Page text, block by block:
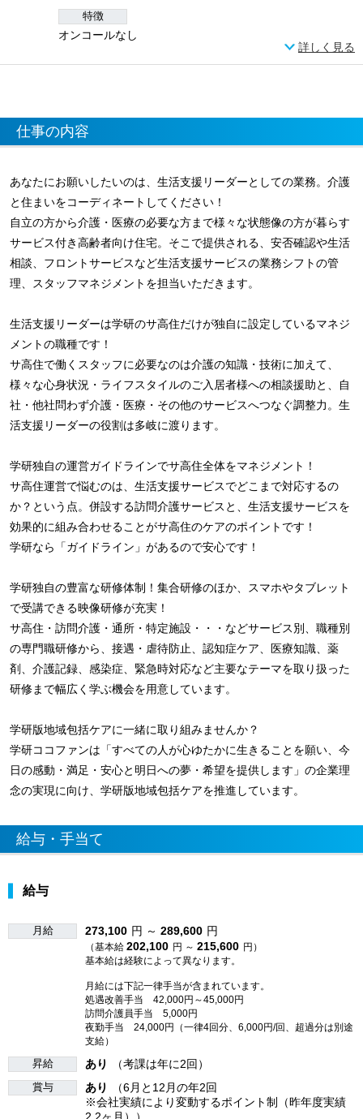
特徴
オンコールなし
詳しく見る
仕事の内容
あなたにお願いしたいのは、生活支援リーダーとしての業務。介護
と住まいをコーディネートしてください！
自立の方から介護・医療の必要な方まで様々な状態像の方が暮らす
サービス付き高齢者向け住宅。そこで提供される、安否確認や生活
相談、フロントサービスなど生活支援サービスの業務シフトの管
理、スタッフマネジメントを担当いただきます。
生活支援リーダーは学研のサ高住だけが独自に設定しているマネジ
メントの職種です！
サ高住で働くスタッフに必要なのは介護の知識・技術に加えて、
様々な心身状況・ライフスタイルのご入居者様への相談援助と、自
社・他社問わず介護・医療・その他のサービスへつなぐ調整力。生
活支援リーダーの役割は多岐に渡ります。
学研独自の運営ガイドラインでサ高住全体をマネジメント！
サ高住運営で悩むのは、生活支援サービスでどこまで対応するの
か？という点。併設する訪問介護サービスと、生活支援サービスを
効果的に組み合わせることがサ高住のケアのポイントです！
学研なら「ガイドライン」があるので安心です！
学研独自の豊富な研修体制！集合研修のほか、スマホやタブレット
で受講できる映像研修が充実！
サ高住・訪問介護・通所・特定施設・・・などサービス別、職種別
の専門職研修から、接遇・虐待防止、認知症ケア、医療知識、薬
剤、介護記録、感染症、緊急時対応など主要なテーマを取り扱った
研修まで幅広く学ぶ機会を用意しています。
学研版地域包括ケアに一緒に取り組みませんか？
学研ココファンは「すべての人が心ゆたかに生きることを願い、今
日の感動・満足・安心と明日への夢・希望を提供します」の企業理
念の実現に向け、学研版地域包括ケアを推進しています。
給与・手当て
給与
月給 273,100 円 ～ 289,600 円
（基本給 202,100 円 ～ 215,600 円）
基本給は経験によって異なります。
月給には下記一律手当が含まれています。
処遇改善手当 42,000円～45,000円
訪問介護員手当 5,000円
夜勤手当 24,000円（一律4回分、6,000円/回、超過分は別途
支給）
昇給 あり （考課は年に2回）
賞与 あり
（6月と12月の年2回
※会社実績により変動するポイント制（昨年度実績
2.2ヶ月））